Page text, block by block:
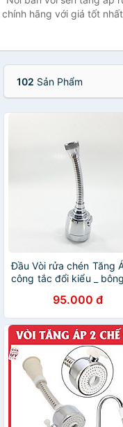
chính hãng với giá tốt
102 Sản Phẩm
Đầu Vòi rửa chén Tăng
công tắc đổi kiểu _ bông
vòi rửa bát tăng áp lực
2 chế độ phun_đầu
rửa chén bát nhựa ABS
inox cao cấp_ đầu vòi
chén tăng áp_ vòi rửa
đa năng
95.000 đ